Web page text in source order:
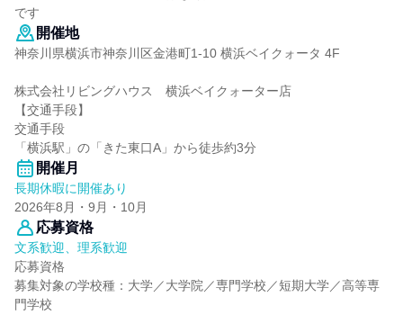
です
開催地
神奈川県横浜市神奈川区金港町1-10 横浜ベイクォータ 4F
株式会社リビングハウス 横浜ベイクォーター店
【交通手段】
交通手段
「横浜駅」の「きた東口A」から徒歩約3分
開催月
長期休暇に開催あり
2026年8月・9月・10月
応募資格
文系歓迎、理系歓迎
応募資格
募集対象の学校種：大学／大学院／専門学校／短期大学／高等専
門学校